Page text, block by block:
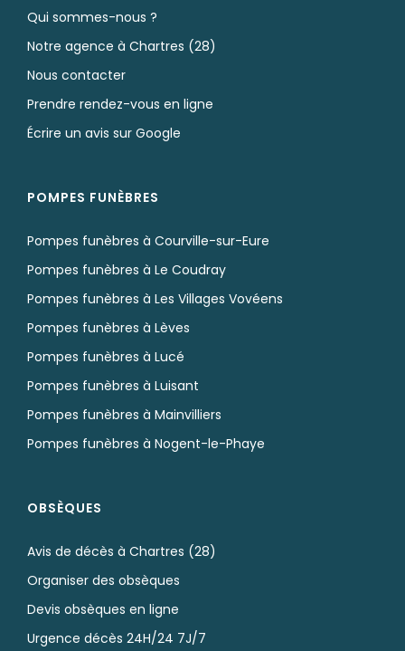
Qui sommes-nous ?
Notre agence à Chartres (28)
Nous contacter
Prendre rendez-vous en ligne
Écrire un avis sur Google
POMPES FUNÈBRES
Pompes funèbres à Courville-sur-Eure
Pompes funèbres à Le Coudray
Pompes funèbres à Les Villages Vovéens
Pompes funèbres à Lèves
Pompes funèbres à Lucé
Pompes funèbres à Luisant
Pompes funèbres à Mainvilliers
Pompes funèbres à Nogent-le-Phaye
OBSÈQUES
Avis de décès à Chartres (28)
Organiser des obsèques
Devis obsèques en ligne
Urgence décès 24H/24 7J/7